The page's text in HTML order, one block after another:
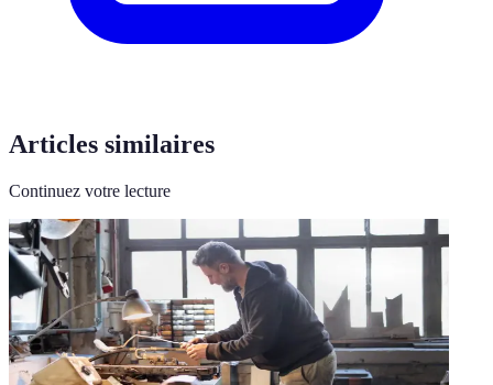
Articles similaires
Continuez votre lecture